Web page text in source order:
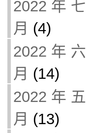
2022 年 七
月 (4)
2022 年 六
月 (14)
2022 年 五
月 (13)